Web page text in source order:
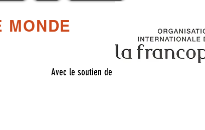
MONDE
Avec le soutien de